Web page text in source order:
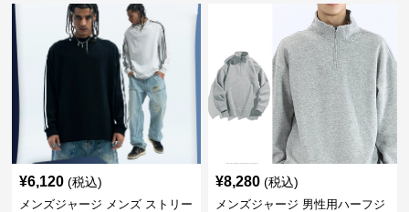
¥6,120 (税込)
メンズジャージ メンズ ストリー
¥8,280 (税込)
メンズジャージ 男性用ハーフジ